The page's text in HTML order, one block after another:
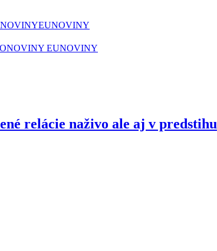
EUNOVINY
EUNOVINY
relácie naživo ale aj v predstihu